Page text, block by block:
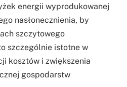
energii wyprodukowanej
nasłonecznienia, by
szczytowego
szczególnie istotne w
kosztów i zwiększenia
gospodarstw